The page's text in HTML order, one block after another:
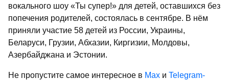
вокального шоу «Ты супер!» для детей, оставшихся без
попечения родителей, состоялась в сентябре. В нём
приняли участие 58 детей из России, Украины,
Беларуси, Грузии, Абхазии, Киргизии, Молдовы,
Азербайджана и Эстонии.
Не пропустите самое интересное в Max и Telegram-